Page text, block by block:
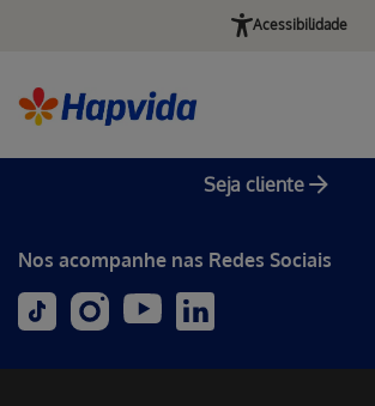
Acessibilidade
Seja cliente
Nos acompanhe nas Redes Sociais